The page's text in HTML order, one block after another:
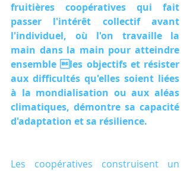
fruitières coopératives qui fait
passer l'intérêt collectif avant
l'individuel, où l'on travaille la
main dans la main pour atteindre
ensemble les objectifs et résister
aux difficultés qu'elles soient liées
à la mondialisation ou aux aléas
climatiques, démontre sa capacité
d'adaptation et sa résilience.
Les coopératives construisent un